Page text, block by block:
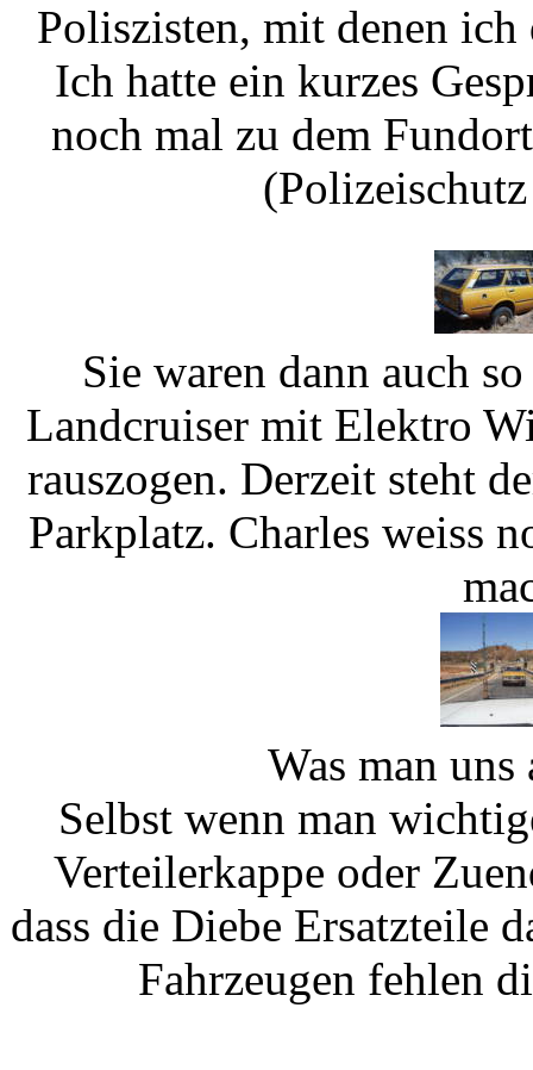
Poliszisten, mit denen
Ich hatte ein kurzes
noch mal zu dem
Sie waren dann auch
Landcruiser mit Elektro
rauszogen. Derzeit steht
Parkplatz. Charles weiss
Was man
Selbst wenn man
Verteilerkappe oder
dass die Diebe Ersatzteile
Fahrzeugen fehlen